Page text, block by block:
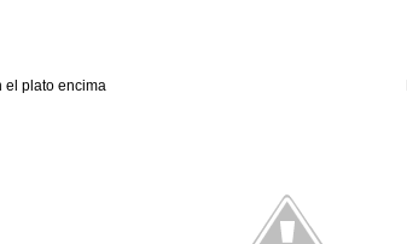
el plato encima